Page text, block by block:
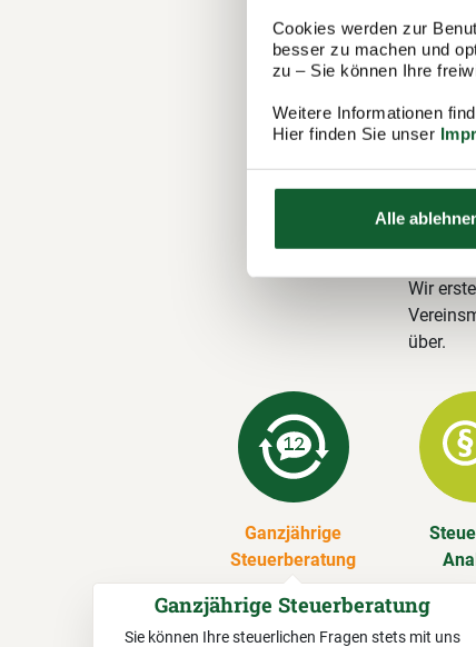
Cookies werden zur
besser zu machen und
zu – Sie können Ihre
Weitere Informationen
Hier finden Sie unser
Alle
Ihre
Der
1.100
in
Wir
über.
Ganzjährige
Steuerberatung
Ganzjährige Steuerberatung
Sie können Ihre steuerlichen Fragen stets mit uns